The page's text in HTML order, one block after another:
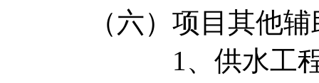
（六）项目其他辅
1、供水工